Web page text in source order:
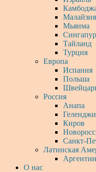
Малайзия
Мьянма
Сингапур
Тайланд
Турция
Европа
Испания
Польша
Россия
Анапа
Киров
Санкт-
Латинская
О нас